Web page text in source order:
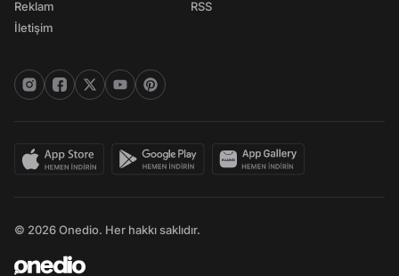
Reklam
İletişim
RSS
© 2026 Onedio. Her hakkı saklıdır.